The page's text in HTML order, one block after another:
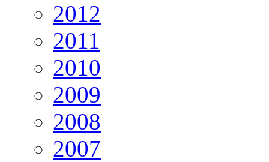
2012
2011
2010
2009
2008
2007